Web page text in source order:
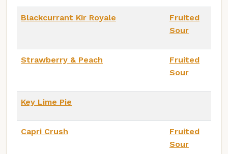
Blackcurrant Kir Royale
Fruited
Sour
Strawberry & Peach
Fruited
Sour
Key Lime Pie
Capri Crush
Fruited
Sour